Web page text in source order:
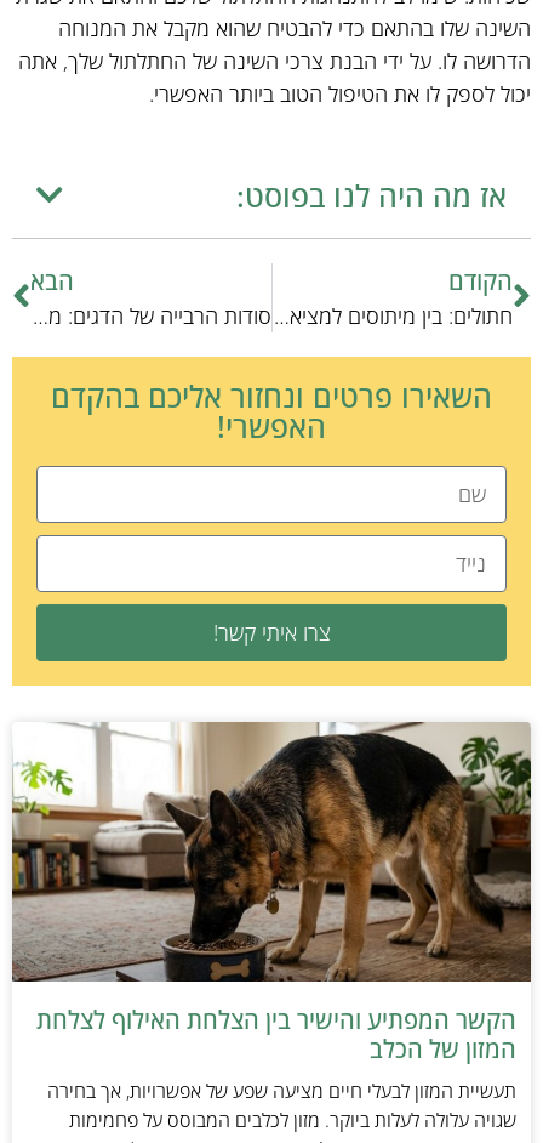
השינה שלו בהתאם כדי להבטיח שהוא מקבל את המנוחה
הדרושה לו. על ידי הבנת צרכי השינה של החתלתול שלך, אתה
יכול לספק לו את הטיפול הטוב ביותר האפשרי.
אז מה היה לנו בפוסט:
הקודם
חתולים: בין מיתוסים למציאות
הבא
סודות הרבייה של הדגים: מדעי המים וחדשנות
השאירו פרטים ונחזור אליכם בהקדם
האפשרי!
צרו איתי קשר!
הקשר המפתיע והישיר בין הצלחת האילוף לצלחת
המזון של הכלב
תעשיית המזון לבעלי חיים מציעה שפע של אפשרויות, אך בחירה
שגויה עלולה לעלות ביוקר. מזון לכלבים המבוסס על פחמימות